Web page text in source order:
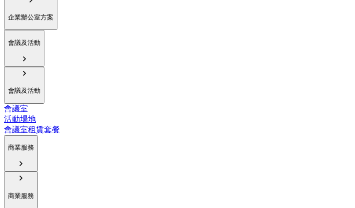
企業辦公室方案
會議及活動
會議及活動
會議室
活動場地
會議室租賃套餐
商業服務
商業服務